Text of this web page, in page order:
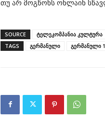
თუ არ მოგწონს ონლაინ
SOURCE
ტელეკომპანია კულტურა
TAGS
გერმანული გერმანული